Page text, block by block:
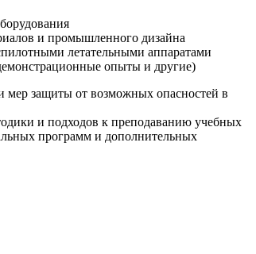
и промышленного дизайна
летательными аппаратами
опыты и другие)
мер защиты от возможных опасностей в
и подходов к преподаванию учебных
программ и дополнительных